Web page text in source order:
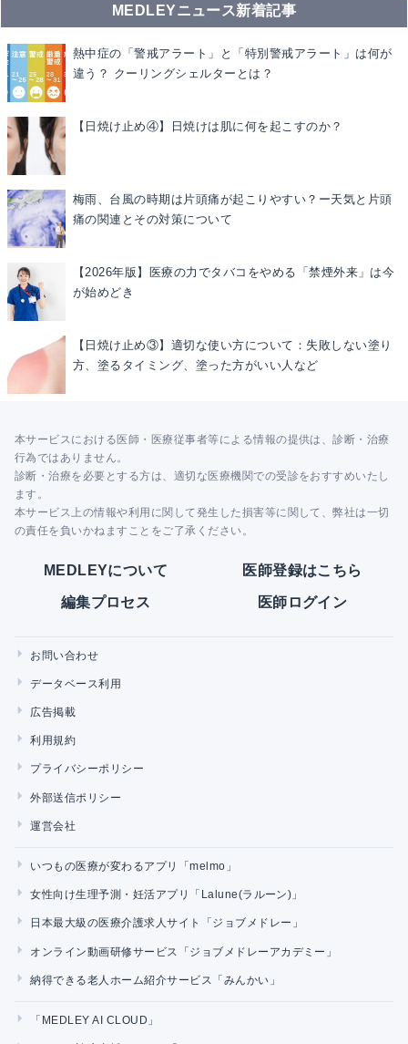
MEDLEYニュース新着記事
熱中症の「警戒アラート」と「特別警戒アラート」は何が
違う？ クーリングシェルターとは？
【日焼け止め④】日焼けは肌に何を起こすのか？
梅雨、台風の時期は片頭痛が起こりやすい？ー天気と片頭
痛の関連とその対策について
【2026年版】医療の力でタバコをやめる「禁煙外来」は今
が始めどき
【日焼け止め③】適切な使い方について：失敗しない塗り
方、塗るタイミング、塗った方がいい人など
本サービスにおける医師・医療従事者等による情報の提供は、診断・治療
行為ではありません。
診断・治療を必要とする方は、適切な医療機関での受診をおすすめいたし
ます。
本サービス上の情報や利用に関して発生した損害等に関して、弊社は一切
の責任を負いかねますことをご了承ください。
MEDLEYについて 医師登録はこちら
編集プロセス 医師ログイン
お問い合わせ
データベース利用
広告掲載
利用規約
プライバシーポリシー
外部送信ポリシー
運営会社
いつもの医療が変わるアプリ「melmo」
女性向け生理予測・妊活アプリ「Lalune(ラルーン)」
日本最大級の医療介護求人サイト「ジョブメドレー」
オンライン動画研修サービス「ジョブメドレーアカデミー」
納得できる老人ホーム紹介サービス「みんかい」
「MEDLEY AI CLOUD」